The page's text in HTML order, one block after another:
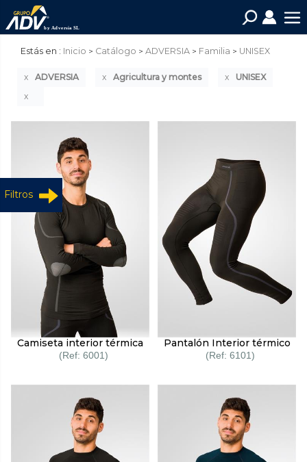
Estás en : Inicio Catálogo ADVERSIA Familia UNISEX
Filtros
ADVERSIA Agricultura y montes UNISEX
Camiseta interior térmica
6001
Pantalón Interior térmico
6101